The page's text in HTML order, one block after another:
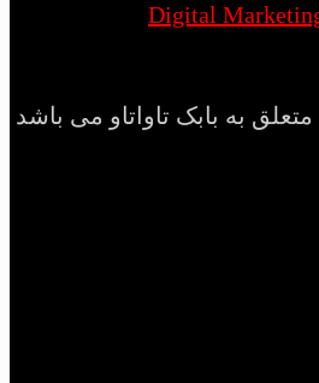
به بابک تاواتاو می باشد